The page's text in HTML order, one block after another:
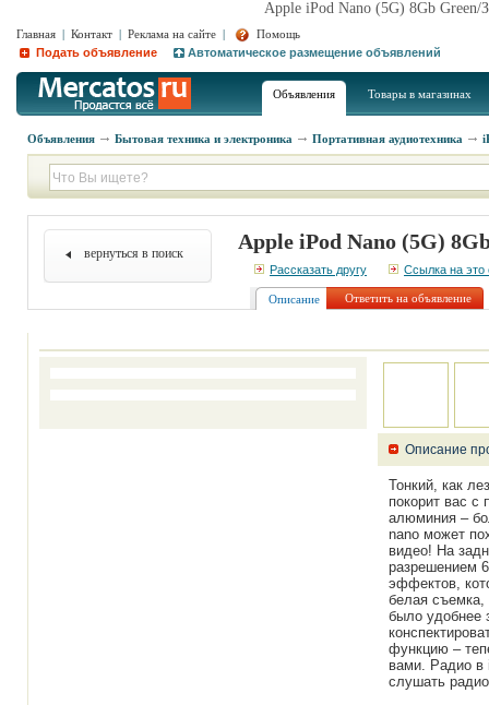
Apple iPod Nano (5G) 8Gb
Главная | Контакт | Реклама на сайте |
Помощь
Подать объявление
Автоматическое размещение объявлений
Объявления Товары в магазинах
Объявления Бытовая техника и электроника Портативная аудиотехника
вернуться в поиск Apple iPod Nano (5G)
Рассказать другу Ссылка на это
Описание Ответить на объявление
Описание
Тонкий, как
покорит вас с
алюминия –
nano может
видео! На
разрешением
эффектов,
белая съемка,
было удобнее
функцию –
вами. Радио в
слушать